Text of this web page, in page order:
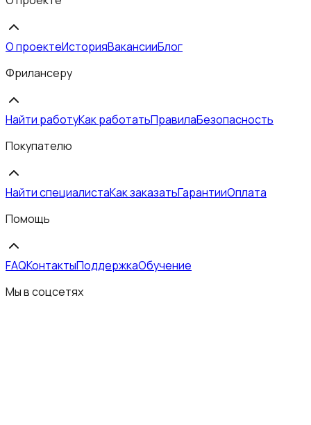
О проектеИсторияВакансииБлог
Фрилансеру
Найти работуКак работатьПравилаБезопасность
Покупателю
Найти специалистаКак заказатьГарантииОплата
Помощь
FAQКонтактыПоддержкаОбучение
Мы в соцсетях